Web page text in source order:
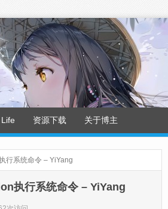
Life 资源下载 关于博主
行系统命令 – YiYang
执行系统命令 – YiYang